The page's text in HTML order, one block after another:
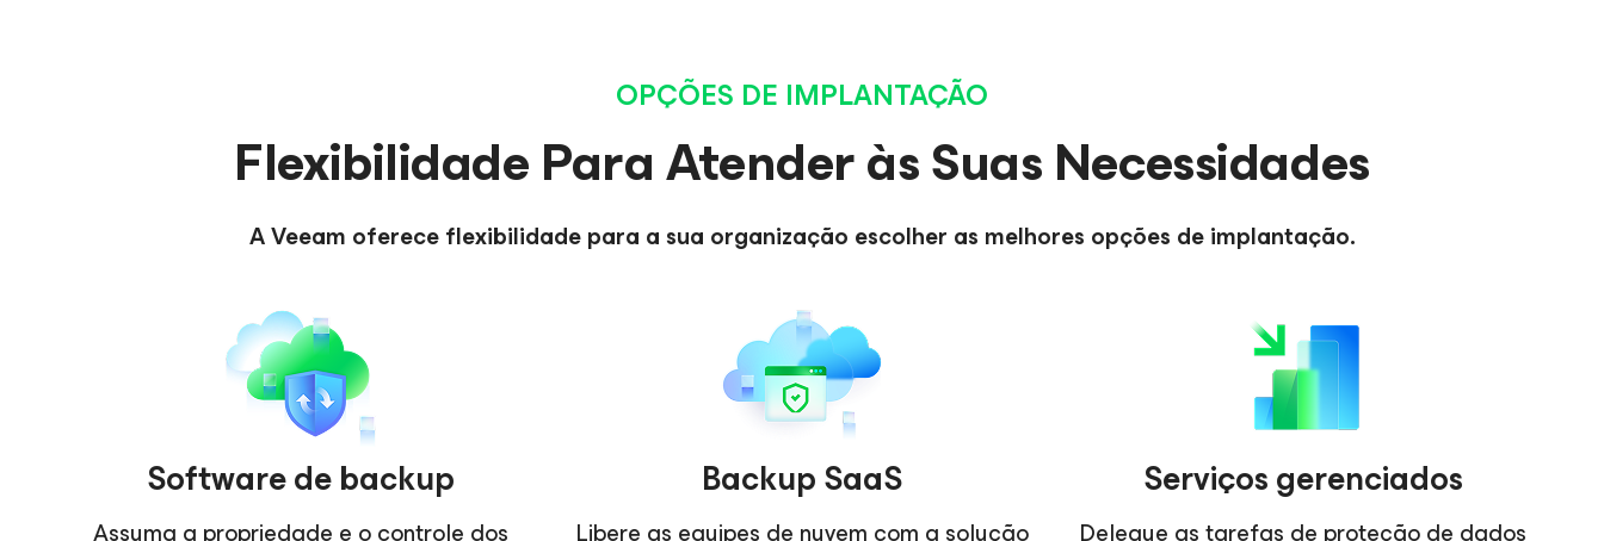
OPÇÕES DE IMPLANTAÇÃO
Flexibilidade Para Atender às Suas Necessidades
A Veeam oferece flexibilidade para a sua organização escolher as melhores opções de implantação.
Software de backup Backup SaaS Serviços gerenciados